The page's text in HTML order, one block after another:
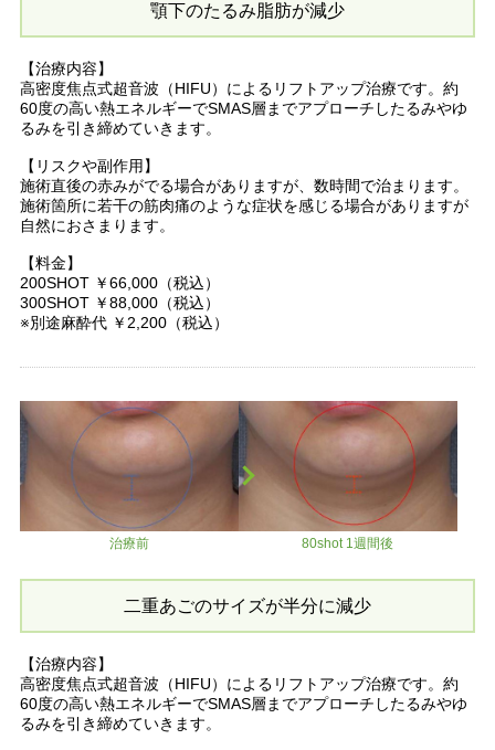
顎下のたるみ脂肪が減少
【治療内容】
高密度焦点式超音波（HIFU）によるリフトアップ治療です。約
60度の高い熱エネルギーでSMAS層までアプローチしたるみやゆ
るみを引き締めていきます。
【リスクや副作用】
施術直後の赤みがでる場合がありますが、数時間で治まります。
施術箇所に若干の筋肉痛のような症状を感じる場合がありますが
自然におさまります。
【料金】
200SHOT ￥66,000（税込）
300SHOT ￥88,000（税込）
※別途麻酔代 ￥2,200（税込）
治療前 80shot 1週間後
二重あごのサイズが半分に減少
【治療内容】
高密度焦点式超音波（HIFU）によるリフトアップ治療です。約
60度の高い熱エネルギーでSMAS層までアプローチしたるみやゆ
るみを引き締めていきます。